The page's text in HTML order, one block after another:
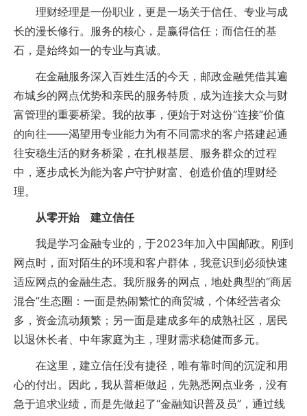
理财经理是一份职业，更是一场关于信任、专业与成
长的漫长修行。服务的核心，是赢得信任；而信任的基
石，是始终如一的专业与真诚。
在金融服务深入百姓生活的今天，邮政金融凭借其遍
布城乡的网点优势和亲民的服务特质，成为连接大众与财
富管理的重要桥梁。我的故事，便始于对这份“连接”价值
的向往——渴望用专业能力为有不同需求的客户搭建起通
往安稳生活的财务桥梁，在扎根基层、服务群众的过程
中，逐步成长为能为客户守护财富、创造价值的理财经
理。
从零开始 建立信任
我是学习金融专业的，于2023年加入中国邮政。刚到
网点时，面对陌生的环境和客户群体，我意识到必须快速
适应网点的金融生态。我所服务的网点，地处典型的“商居
混合”生态圈：一面是热闹繁忙的商贸城，个体经营者众
多，资金流动频繁；另一面是建成多年的成熟社区，居民
以退休长者、中年家庭为主，理财需求稳健而多元。
在这里，建立信任没有捷径，唯有靠时间的沉淀和用
心的付出。因此，我从普柜做起，先熟悉网点业务，没有
急于追求业绩，而是先做起了“金融知识普及员”，通过线